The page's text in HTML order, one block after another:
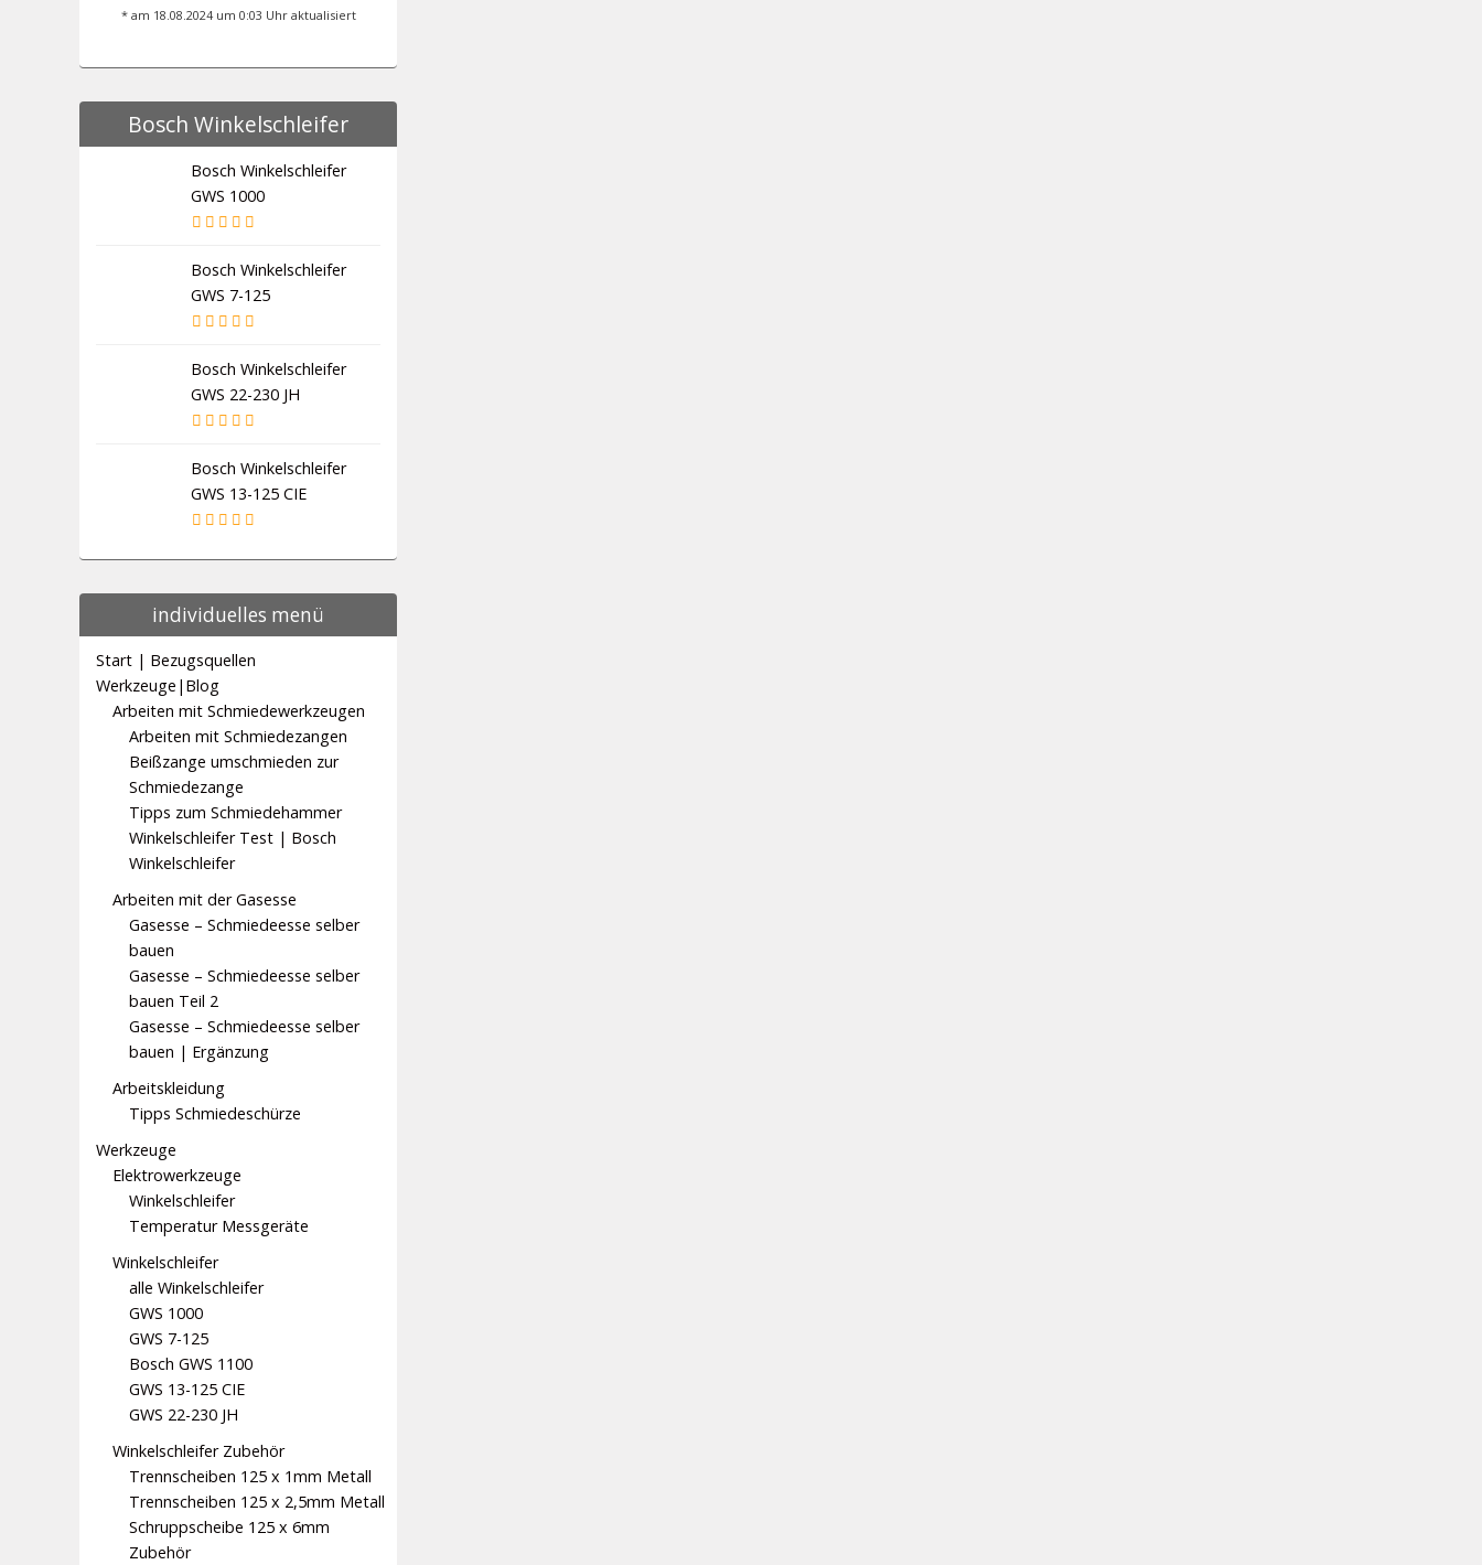
* am 18.08.2024 um 0:03 Uhr aktualisiert
Bosch Winkelschleifer
Bosch Winkelschleifer
GWS 1000
Bosch Winkelschleifer
GWS 7-125
Bosch Winkelschleifer
GWS 22-230 JH
Bosch Winkelschleifer
GWS 13-125 CIE
individuelles menü
Start | Bezugsquellen
Werkzeuge|Blog
Arbeiten mit Schmiedewerkzeugen
Arbeiten mit Schmiedezangen
Beißzange umschmieden zur
Schmiedezange
Tipps zum Schmiedehammer
Winkelschleifer Test | Bosch
Winkelschleifer
Arbeiten mit der Gasesse
Gasesse – Schmiedeesse selber
bauen
Gasesse – Schmiedeesse selber
bauen Teil 2
Gasesse – Schmiedeesse selber
bauen | Ergänzung
Arbeitskleidung
Tipps Schmiedeschürze
Werkzeuge
Elektrowerkzeuge
Winkelschleifer
Temperatur Messgeräte
Winkelschleifer
alle Winkelschleifer
GWS 1000
GWS 7-125
Bosch GWS 1100
GWS 13-125 CIE
GWS 22-230 JH
Winkelschleifer Zubehör
Trennscheiben 125 x 1mm Metall
Trennscheiben 125 x 2,5mm Metall
Schruppscheibe 125 x 6mm
Zubehör